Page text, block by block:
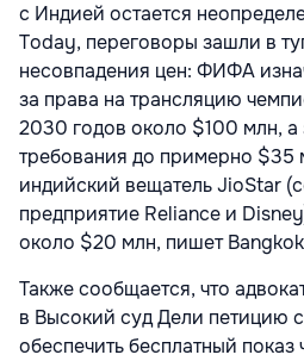
с Индией остается
Today, переговоры зашли в
несовпадения цен: ФИФА
за права на трансляцию
2030 годов около $100 млн, а
требования до примерно $35
индийский вещатель JioStar
предприятие Reliance и
около $20 млн, пишет
Также сообщается, что
в Высокий суд Дели петицию
обеспечить бесплатный